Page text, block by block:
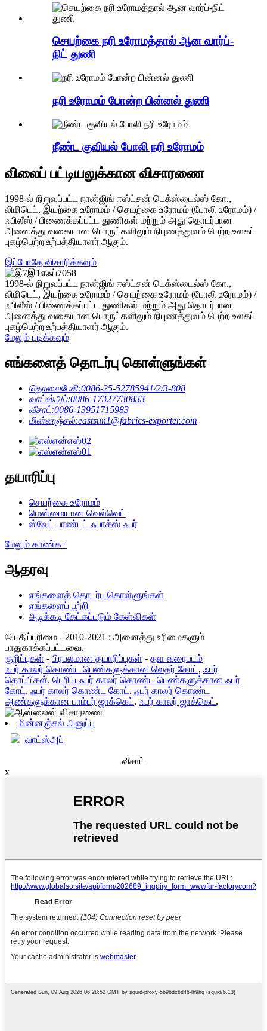
செயற்கை நரி உரோமத்தால் ஆன வார்ப்-
நிட் துணி
நரி உரோமம் போன்ற பின்னல் துணி
நீண்ட குவியல் போலி நரி உரோமம்
விலைப் பட்டியலுக்கான விசாரணை
1998-ல் நிறுவப்பட்ட நான்ஜிங் ஈஸ்ட்சன் டெக்ஸ்டைல்ஸ் கோ.,
லிமிடெட், இயற்கை உரோமம் / செயற்கை உரோமம் (போலி உரோமம்) /
ஃபிலீஸ் / பிணைக்கப்பட்ட துணிகள் மற்றும் அது தொடர்பான
அனைத்து வகையான பொருட்களிலும் நிபுணத்துவம் பெற்ற உலகப்
புகழ்பெற்ற உற்பத்தியாளர் ஆகும்.
இப்போதே விசாரிக்கவும்
1998-ல் நிறுவப்பட்ட நான்ஜிங் ஈஸ்ட்சன் டெக்ஸ்டைல்ஸ் கோ.,
லிமிடெட், இயற்கை உரோமம் / செயற்கை உரோமம் (போலி உரோமம்) /
ஃபிலீஸ் / பிணைக்கப்பட்ட துணிகள் மற்றும் அது தொடர்பான
அனைத்து வகையான பொருட்களிலும் நிபுணத்துவம் பெற்ற உலகப்
புகழ்பெற்ற உற்பத்தியாளர் ஆகும்.
மேலும் படிக்கவும்
எங்களைத் தொடர்பு கொள்ளுங்கள்
தொலைபேசி:0086-25-52785941/2/3-808
வாட்ஸ்அப்:0086-17327730833
வீசாட்:0086-13951715983
மின்னஞ்சல்:eastsun1@fabrics-exporter.com
தயாரிப்பு
செயற்கை உரோமம்
மென்மையான வெல்வெட்
ஸ்வேட் பாண்டட் ஃபாக்ஸ் ஃபர்
மேலும் காண்க+
ஆதரவு
எங்களைத் தொடர்பு கொள்ளுங்கள்
எங்களைப் பற்றி
அடிக்கடி கேட்கப்படும் கேள்விகள்
© பதிப்புரிமை - 2010-2021 : அனைத்து உரிமைகளும்
பாதுகாக்கப்பட்டவை.
குறிப்புகள் - பிரபலமான தயாரிப்புகள் - தள வரைபடம்
ஃபர் காலர் கொண்ட பெண்களுக்கான லெதர் கோட் , ஃபர்
தொப்பிகள், பெரிய ஃபர் காலர் கொண்ட பெண்களுக்கான ஃபர்
கோட் , ஃபர் காலர் கொண்ட கோட் , ஃபர் காலர் கொண்ட
ஆண்களுக்கான பாம்பர் ஜாக்கெட் , ஃபர் காலர் ஜாக்கெட் ,
மின்னஞ்சல் அனுப்பு
வாட்ஸ்அப்
வீசாட்
x